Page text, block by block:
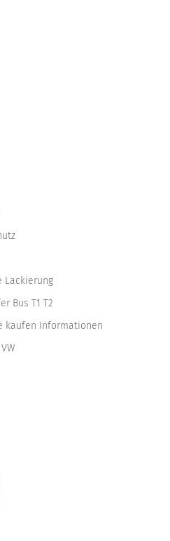
Lackierung
Bus T1 T2
kaufen Informationen